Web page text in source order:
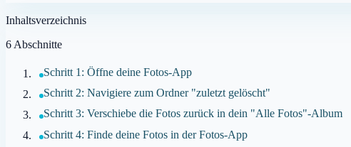
Inhaltsverzeichnis
6 Abschnitte
Schritt 1: Öffne deine Fotos-App
Schritt 2: Navigiere zum Ordner "zuletzt gelöscht"
Schritt 3: Verschiebe die Fotos zurück in dein "Alle Fotos"-Album
Schritt 4: Finde deine Fotos in der Fotos-App